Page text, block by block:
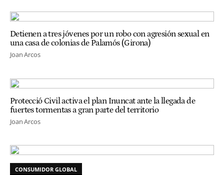
Detienen a tres jóvenes por un robo con agresión sexual en
una casa de colonias de Palamós (Girona)
Joan Arcos
Protecció Civil activa el plan Inuncat ante la llegada de
fuertes tormentas a gran parte del territorio
Joan Arcos
CONSUMIDOR GLOBAL